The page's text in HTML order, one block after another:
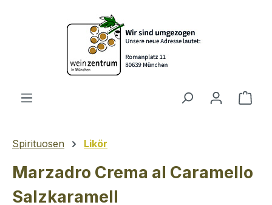
Zum Hauptinhalt springen
Spirituosen Likör
Marzadro Crema al Caramello
Salzkaramell